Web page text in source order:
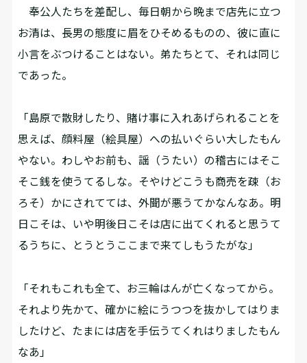
奉公人たちを差配し、毎日朝から晩まで店先に立つ
お清は、長男の態度に眉をひそめるものの、彼に直に
小言をぶつけることはない。弟たちとて、それは同じ
であった。
「島原で散財したり、賭け事に入れあげられることを
思えば、顔料屋（絵具屋）への払いぐらい大したもん
やない。わしやお前も、謡（うたい）の稽古にはそこ
そこ銭を使うてるしな。そやけどこうも商売を疎（お
ろそ）かにされてては、外聞が悪うてかなんなあ。明
日こそは、いや明後日こそは店に出てくれると思うて
るうちに、とうとうここまで来てしもうたがな」
「それもこれも全て、お三輪はんが亡くなってから。
それより先かて、確かに絵にうつつを抜かしてはりま
したけど、たまには店を手伝うてくれはりましたもん
なあ」